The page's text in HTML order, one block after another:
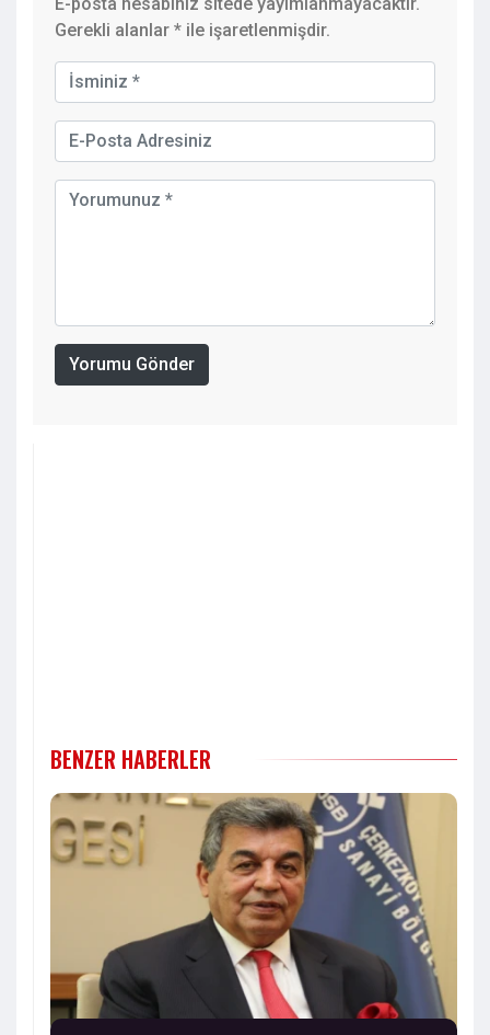
Gerekli alanlar * ile işaretlenmişdir.
Yorumu Gönder
BENZER HABERLER